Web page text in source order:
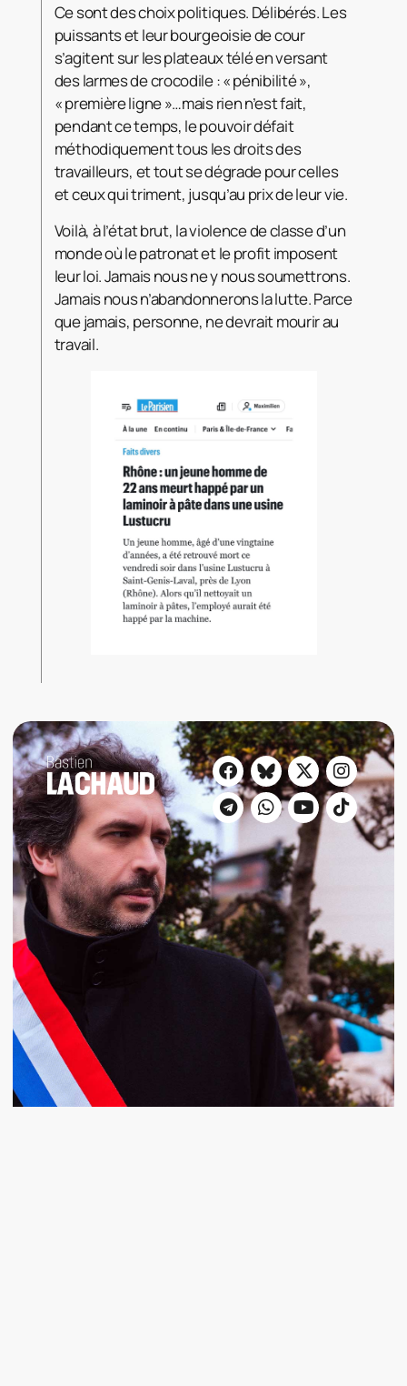
Ce sont des choix politiques. Délibérés. Les
puissants et leur bourgeoisie de cour
s’agitent sur les plateaux télé en versant
des larmes de crocodile : « pénibilité »,
« première ligne »…mais rien n’est fait,
pendant ce temps, le pouvoir défait
méthodiquement tous les droits des
travailleurs, et tout se dégrade pour celles
et ceux qui triment, jusqu’au prix de leur vie.
Voilà, à l’état brut, la violence de classe d’un
monde où le patronat et le profit imposent
leur loi. Jamais nous ne y nous soumettrons.
Jamais nous n’abandonnerons la lutte. Parce
que jamais, personne, ne devrait mourir au
travail.